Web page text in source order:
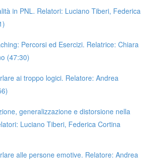
in PNL. Relatori: Luciano Tiberi, Federica
Percorsi ed Esercizi. Relatrice: Chiara
(47:30)
ai troppo logici. Relatore: Andrea
generalizzazione e distorsione nella
Luciano Tiberi, Federica Cortina
alle persone emotive. Relatore: Andrea